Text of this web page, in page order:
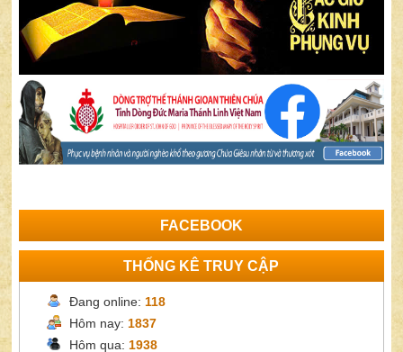
FACEBOOK
THỐNG KÊ TRUY CẬP
Đang online:118
Hôm nay:1837
Hôm qua:1938